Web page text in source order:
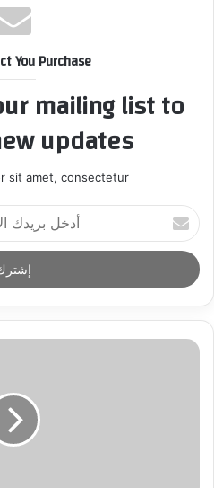
You Purchase
mailing list to
updates!
sit amet, consectetur.
أ
د
خ
ل
ر
د